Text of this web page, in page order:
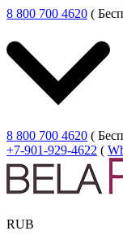
8 800 700 4620 (
8 800 700 4620 (
+7-901-929-4622 (
RUB